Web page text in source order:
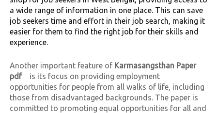
a wide range of information in one place. This can save
job seekers time and effort in their job search, making it
easier for them to find the right job for their skills and
experience.
Another important feature of Karmasangsthan Paper
pdf
is its focus on providing employment
opportunities for people from all walks of life, including
those from disadvantaged backgrounds. The paper is
committed to promoting equal opportunities for all and